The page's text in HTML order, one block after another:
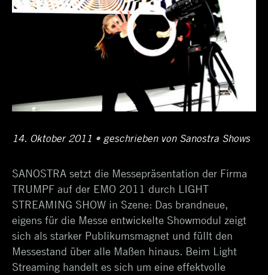
Posted
14. Oktober 2011 11.
2017
• Author
geschrieben von Sanostra Shows
SANOSTRA setzt die Messepräsentation der Firma
TRUMPF auf der EMO 2011 durch LIGHT
STREAMING SHOW in Szene: Das brandneue,
eigens für die Messe entwickelte Showmodul zeigt
sich als starker Publikumsmagnet und füllt den
Messestand über alle Maßen hinaus. Beim Light
Streaming handelt es sich um eine effektvolle